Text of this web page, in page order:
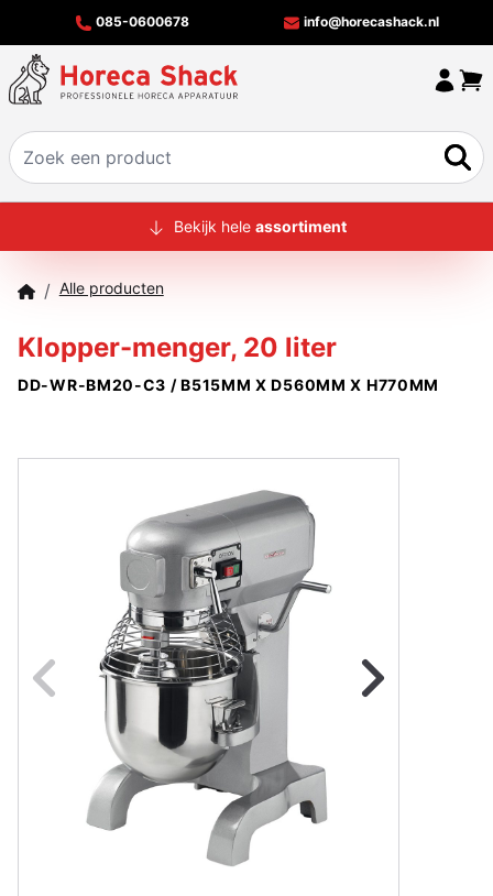
085-0600678 info@horecashack.nl
HOME
MERKEN
OFFERTECHECKER
Bekijk hele assortiment
/ Alle producten
Klopper-menger, 20 liter
DD-WR-BM20-C3 / B515MM X D560MM X H770MM
Naar vorige